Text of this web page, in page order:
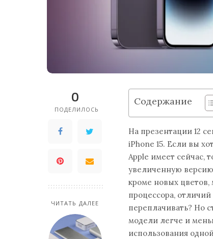
0
ПОДЕЛИЛОСЬ
ЧИТАТЬ ДАЛЕЕ
Содержание
На презентации 12
iPhone 15. Если вы
Apple имеет сейчас,
увеличенную
кроме новых цветов,
процессора,
переплачивать? Но
модели легче и
использования